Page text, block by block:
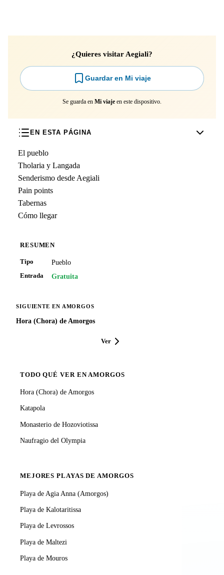
¿Quieres visitar Aegiali?
Guardar en Mi viaje
Se guarda en Mi viaje en este dispositivo.
EN ESTA PÁGINA
El pueblo
Tholaria y Langada
Senderismo desde Aegiali
Pain points
Tabernas
Cómo llegar
RESUMEN
Tipo Pueblo
Entrada Gratuita
SIGUIENTE EN AMORGOS
Hora (Chora) de Amorgos
Ver
TODO QUÉ VER EN AMORGOS
Hora (Chora) de Amorgos
Katapola
Monasterio de Hozoviotissa
Naufragio del Olympia
MEJORES PLAYAS DE AMORGOS
Playa de Agia Anna (Amorgos)
Playa de Kalotaritissa
Playa de Levrossos
Playa de Maltezi
Playa de Mouros